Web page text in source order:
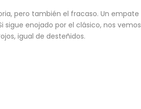
pero también el fracaso. Un
sigue enojado por el clásico, nos
igual de desteñidos.